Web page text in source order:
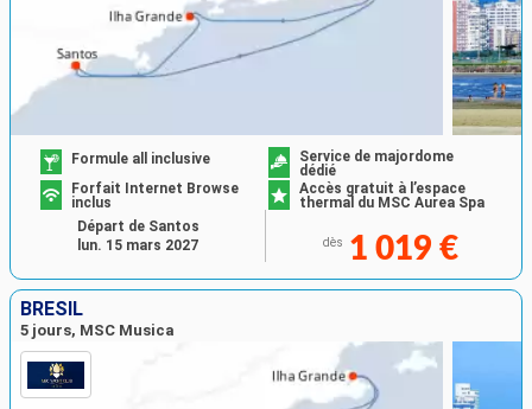
Formule all inclusive
Service de majordome
dédié
Forfait Internet Browse
inclus
Accès gratuit à l’espace
thermal du MSC Aurea Spa
dès 1 019 €
Départ de Santos
lun. 15 mars 2027
BRÉSIL
5 jours, MSC Musica